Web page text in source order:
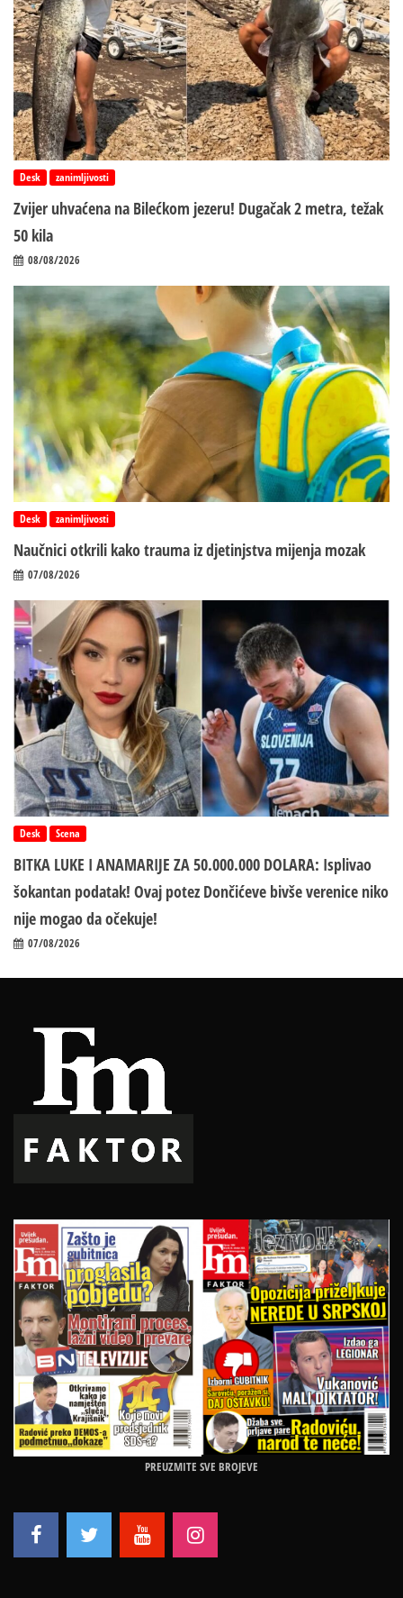
Desk zanimljivosti
Zvijer uhvaćena na Bilećkom jezeru! Dugačak 2 metra, težak
50 kila
08/08/2026
Desk zanimljivosti
Naučnici otkrili kako trauma iz d‌jetinjstva mijenja mozak
07/08/2026
Desk Scena
BITKA LUKE I ANAMARIJE ZA 50.000.000 DOLARA: Isplivao
šokantan podatak! Ovaj potez Dončićeve bivše verenice niko
nije mogao da očekuje!
07/08/2026
PREUZMITE SVE BROJEVE